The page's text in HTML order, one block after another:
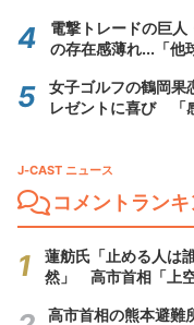
電撃トレードの巨人
の存在感薄れ...「他
女子ゴルフの鶴岡果
レゼントに喜び 「
J-CAST ニュース
コメントラン
蓮舫氏「止める人は
然」 高市首相「上
高市首相の熊本避